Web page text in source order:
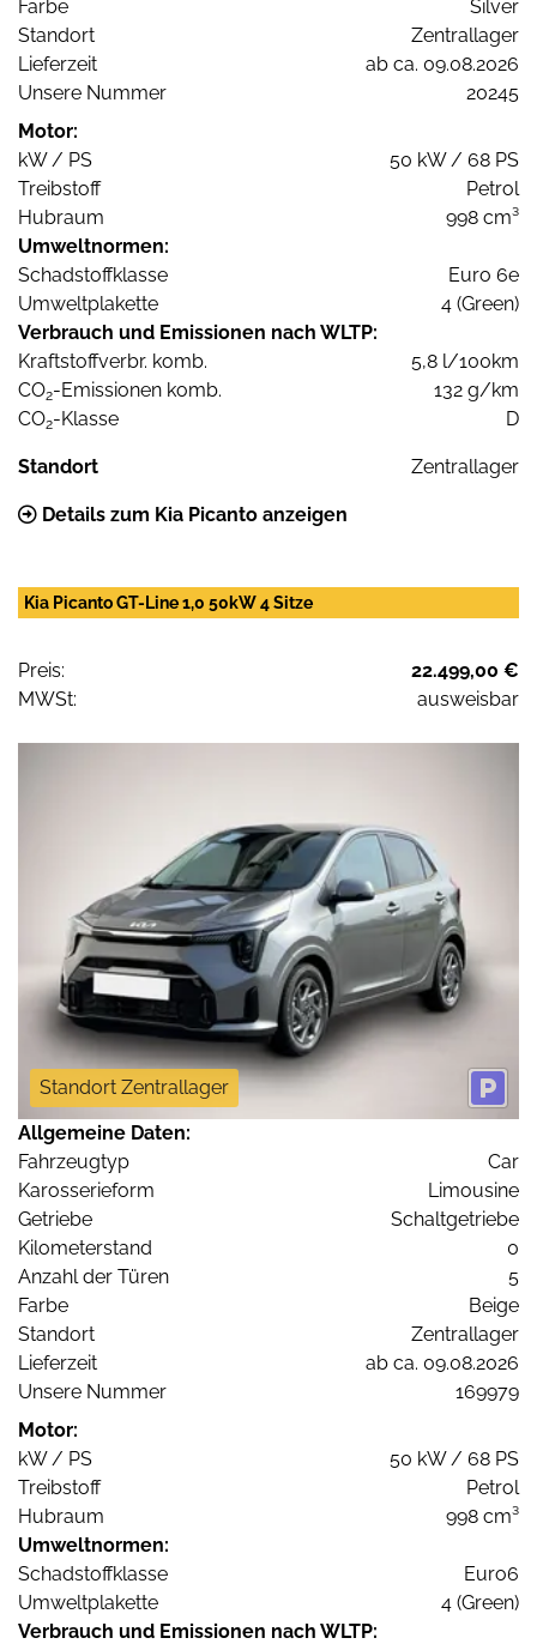
Farbe
Silver
Standort
Zentrallager
Lieferzeit
ab ca. 09.08.2026
Unsere Nummer
20245
Motor:
kW / PS
50 kW / 68 PS
Treibstoff
Petrol
Hubraum
998 cm³
Umweltnormen:
Schadstoffklasse
Euro 6e
Umweltplakette
4 (Green)
Verbrauch und Emissionen nach WLTP:
Kraftstoffverbr. komb.
5,8 l/100km
CO2-Emissionen komb.
132 g/km
CO2-Klasse D
Standort Zentrallager
Details zum Kia Picanto anzeigen
Kia Picanto GT-Line 1,0 50kW 4 Sitze
Preis:
22.499,00 €
MWSt:
ausweisbar
Standort Zentrallager
Allgemeine Daten:
Fahrzeugtyp
Car
Karosserieform
Limousine
Getriebe
Schaltgetriebe
Kilometerstand
0
Anzahl der Türen
5
Farbe
Beige
Standort
Zentrallager
Lieferzeit
ab ca. 09.08.2026
Unsere Nummer
169979
Motor:
kW / PS
50 kW / 68 PS
Treibstoff
Petrol
Hubraum
998 cm³
Umweltnormen:
Schadstoffklasse
Euro6
Umweltplakette
4 (Green)
Verbrauch und Emissionen nach WLTP: